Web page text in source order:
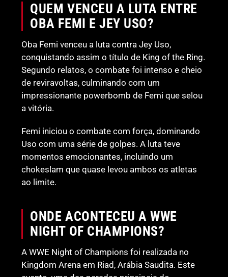
QUEM VENCEU A LUTA ENTRE
OBA FEMI E JEY USO?
Oba Femi venceu a luta contra Jey Uso,
conquistando assim o título de King of the Ring.
Segundo relatos, o combate foi intenso e cheio
de reviravoltas, culminando com um
impressionante powerbomb de Femi que selou
a vitória.
Femi iniciou o combate com força, dominando
Uso com uma série de golpes. A luta teve
momentos emocionantes, incluindo um
chokeslam que quase levou ambos os atletas
ao limite.
ONDE ACONTECEU A WWE
NIGHT OF CHAMPIONS?
A WWE Night of Champions foi realizada no
Kingdom Arena em Riad, Arábia Saudita. Este